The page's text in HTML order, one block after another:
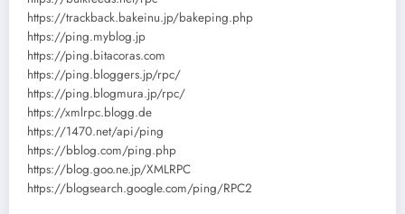
https://trackback.bakeinu.jp/bakeping.php
https://ping.myblog.jp
https://ping.bitacoras.com
https://ping.bloggers.jp/rpc/
https://ping.blogmura.jp/rpc/
https://xmlrpc.blogg.de
https://1470.net/api/ping
https://bblog.com/ping.php
https://blog.goo.ne.jp/XMLRPC
https://blogsearch.google.com/ping/RPC2